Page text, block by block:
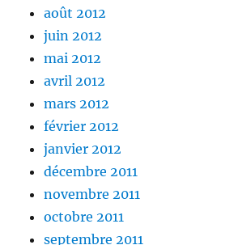
août 2012
juin 2012
mai 2012
avril 2012
mars 2012
février 2012
janvier 2012
décembre 2011
novembre 2011
octobre 2011
septembre 2011